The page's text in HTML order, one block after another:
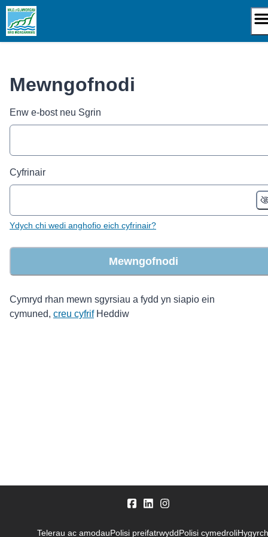
Neidio
cynnwys
Mewngofnodi
Enw e-bost neu Sgrin
Cyfrinair
Ydych chi wedi anghofio eich cyfrinair?
Mewngofnodi
Cymryd rhan mewn sgyrsiau a fydd yn siapio ein
cymuned, creu cyfrif Heddiw
Telerau ac amodauPolisi preifatrwyddPolisi cymedroli